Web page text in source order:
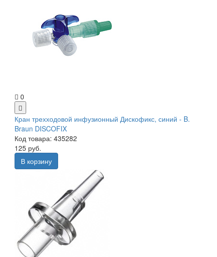
0
Кран трехходовой инфузионный Дискофикс, синий - B.
Braun DISCOFIX
Код товара: 435282
125 руб.
В корзину